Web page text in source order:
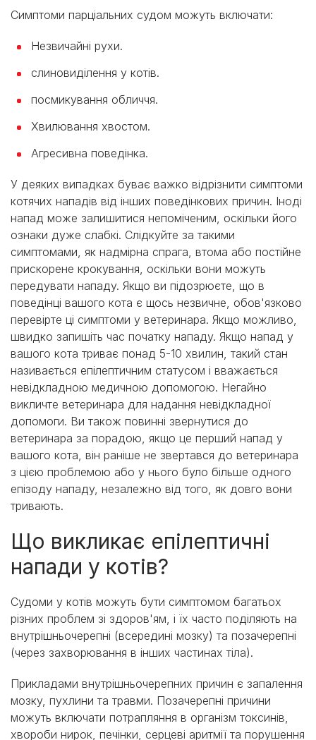
Симптоми парціальних судом можуть включати:
Незвичайні рухи.
слиновиділення у котів.
посмикування обличчя.
Хвилювання хвостом.
Агресивна поведінка.
У деяких випадках буває важко відрізнити симптоми
котячих нападів від інших поведінкових причин. Іноді
напад може залишитися непоміченим, оскільки його
ознаки дуже слабкі. Слідкуйте за такими
симптомами, як надмірна спрага, втома або постійне
прискорене крокування, оскільки вони можуть
передувати нападу. Якщо ви підозрюєте, що в
поведінці вашого кота є щось незвичне, обов'язково
перевірте ці симптоми у ветеринара. Якщо можливо,
швидко запишіть час початку нападу. Якщо напад у
вашого кота триває понад 5-10 хвилин, такий стан
називається епілептичним статусом і вважається
невідкладною медичною допомогою. Негайно
викличте ветеринара для надання невідкладної
допомоги. Ви також повинні звернутися до
ветеринара за порадою, якщо це перший напад у
вашого кота, він раніше не звертався до ветеринара
з цією проблемою або у нього було більше одного
епізоду нападу, незалежно від того, як довго вони
тривають.
Що викликає епілептичні
напади у котів?
Судоми у котів можуть бути симптомом багатьох
різних проблем зі здоров'ям, і їх часто поділяють на
внутрішньочерепні (всередині мозку) та позачерепні
(через захворювання в інших частинах тіла).
Прикладами внутрішньочерепних причин є запалення
мозку, пухлини та травми. Позачерепні причини
можуть включати потрапляння в організм токсинів,
хвороби нирок, печінки, серцеві аритмії та порушення